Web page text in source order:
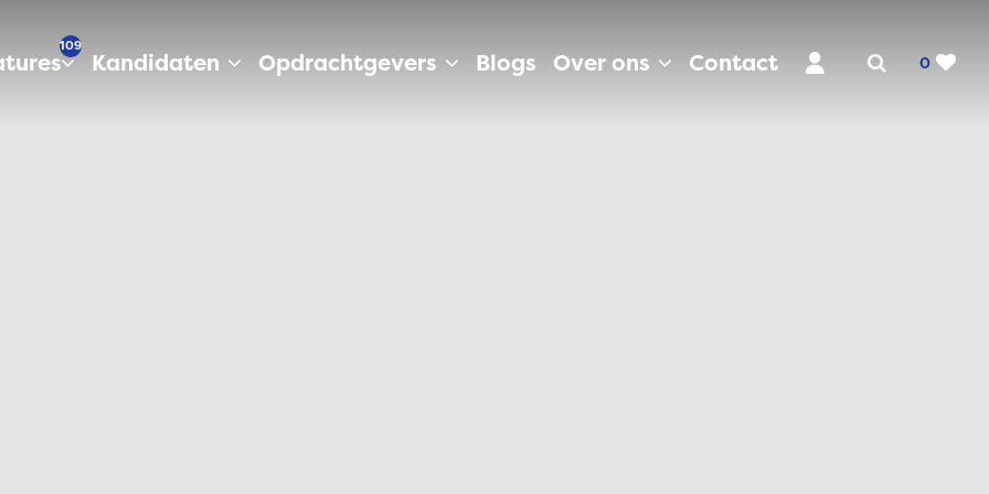
0
109
Kandidaten Opdrachtgevers Blogs Over ons Contact